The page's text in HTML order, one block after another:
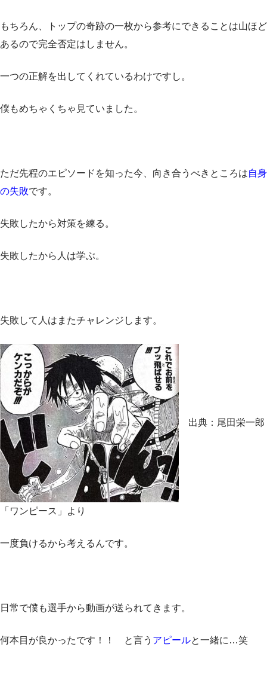
もちろん、トップの奇跡の一枚から参考にできることは山ほど
あるので完全否定はしません。
一つの正解を出してくれているわけですし。
僕もめちゃくちゃ見ていました。
ただ先程のエピソードを知った今、向き合うべきところは自身
の失敗です。
失敗したから対策を練る。
失敗したから人は学ぶ。
失敗して人はまたチャレンジします。
出典：尾田栄一郎
「ワンピース」より
一度負けるから考えるんです。
日常で僕も選手から動画が送られてきます。
何本目が良かったです！！ と言う アピールと一緒に…笑